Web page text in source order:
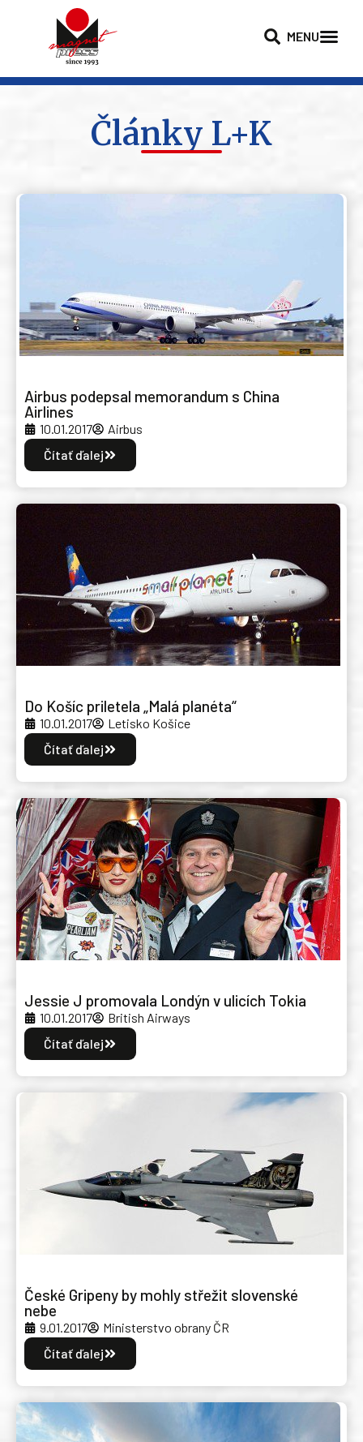
MENU
Články L+K
Airbus podepsal memorandum s China
Airlines
10.01.2017
Airbus
Čítať ďalej
Do Košíc priletela „Malá planéta“
10.01.2017
Letisko Košice
Čítať ďalej
Jessie J promovala Londýn v ulicích Tokia
10.01.2017
British Airways
Čítať ďalej
České Gripeny by mohly střežit slovenské
nebe
9.01.2017
Ministerstvo obrany ČR
Čítať ďalej